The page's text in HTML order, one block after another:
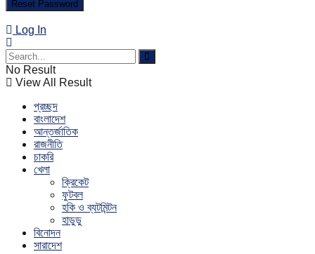
Log In
No Result
View All Result
প্রচ্ছদ
বাংলাদেশ
আন্তর্জাতিক
রাজনীতি
চাকরি
খেলা
ক্রিকেট
ফুটবল
হকি ও ব্যটমিন্টন
হাডুডু
বিনোদন
সারাদেশ